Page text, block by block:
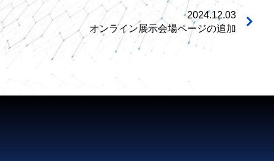
2024.12.03
オンライン展示会場ページの追加